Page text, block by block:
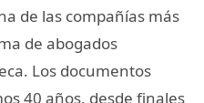
de las compañías más
de abogados
Los documentos
40 años, desde finales